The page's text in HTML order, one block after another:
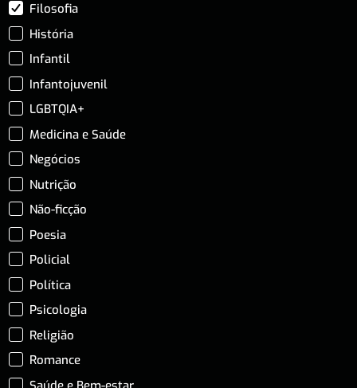
Filosofia
História
Infantil
Infantojuvenil
LGBTQIA+
Medicina e Saúde
Negócios
Nutrição
Não-ficção
Poesia
Policial
Política
Psicologia
Religião
Romance